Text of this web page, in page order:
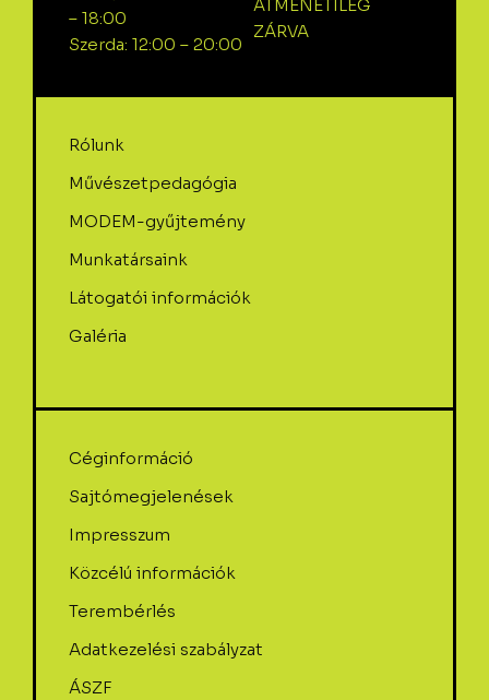
– 18:00
Szerda: 12:00 – 20:00
ÁTMENETILEG
ZÁRVA
Rólunk
Művészetpedagógia
MODEM-gyűjtemény
Munkatársaink
Látogatói információk
Galéria
Céginformáció
Sajtómegjelenések
Impresszum
Közcélú információk
Terembérlés
Adatkezelési szabályzat
ÁSZF